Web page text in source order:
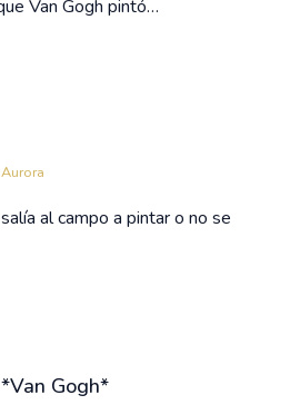
Van Gogh pintó…
Aurora
al campo a pintar o no se
Gogh*